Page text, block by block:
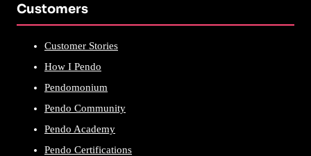
Customers
Customer Stories
How I Pendo
Pendomonium
Pendo Community
Pendo Academy
Pendo Certifications